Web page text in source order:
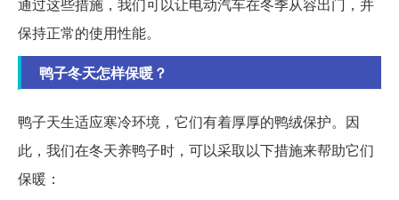
保持正常的使用性能。
鸭子冬天怎样保暖？
鸭子天生适应寒冷环境，它们有着厚厚的鸭绒保护。因
此，我们在冬天养鸭子时，可以采取以下措施来帮助它们
保暖：